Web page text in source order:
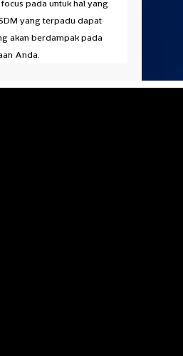
pada untuk hal yang
yang terpadu dapat
akan berdampak pada
Anda.